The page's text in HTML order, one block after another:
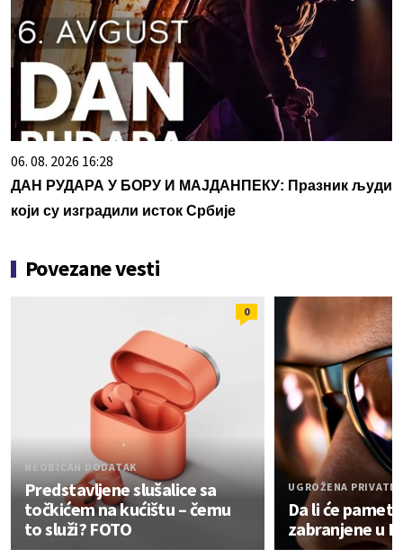
06. 08. 2026 16:28
ДАН РУДАРА У БОРУ И МАЈДАНПЕКУ: Празник људи
који су изградили исток Србије
Povezane vesti
0
NEOBIČAN DODATAK
Predstavljene slušalice sa
točkićem na kućištu – čemu
to služi? FOTO
UGROŽENA
Da li će
zabranjene u